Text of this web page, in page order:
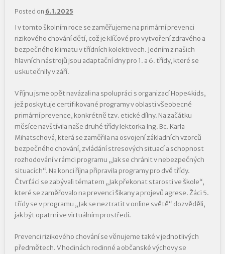
Posted on 6.1.2025
I v tomto školním roce se zaměřujeme na primární prevenci
rizikového chování dětí, což je klíčové pro vytvoření zdravého a
bezpečného klimatu v třídních kolektivech. Jedním z našich
hlavních nástrojů jsou adaptační dny pro 1. a 6. třídy, které se
uskutečnily v září.
V říjnu jsme opět navázali na spolupráci s organizací Hope4kids,
jež poskytuje certifikované programy v oblasti všeobecné
primární prevence, konkrétně tzv. etické dílny. Na začátku
měsíce navštívila naše druhé třídy lektorka Ing. Bc. Karla
Mihatschová, která se zaměřila na osvojení základních vzorců
bezpečného chování, zvládání stresových situací a schopnost
rozhodování v rámci programu „Jak se chránit v nebezpečných
situacích“. Na konci října připravila programy pro dvě třídy.
Čtvrťáci se zabývali tématem „Jak překonat starosti ve škole“,
které se zaměřovalo na prevenci šikany a projevů agrese. Žáci 5.
třídy se v programu „Jak se neztratit v online světě“ dozvěděli,
jak být opatrní ve virtuálním prostředí.
Prevenci rizikového chování se věnujeme také v jednotlivých
předmětech. V hodinách rodinné a občanské výchovy se